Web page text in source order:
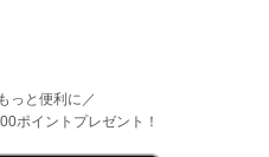
っと便利に／
ポイントプレゼント！